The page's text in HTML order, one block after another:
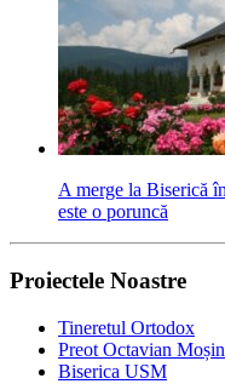
A merge la Biserică
este o poruncă
Proiectele Noastre
Tineretul Ortodox
Preot Octavian Moșin
Biserica USM